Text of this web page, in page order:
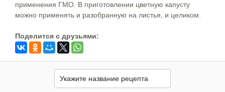
применения ГМО. В приготовлении цветную капусту
можно применять и разобранную на листья, и целиком.
Поделится c друзьями: